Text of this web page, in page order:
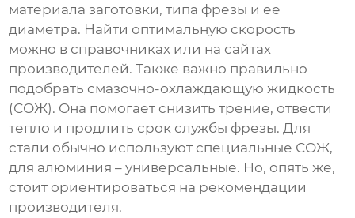
материала заготовки, типа фрезы и ее
диаметра. Найти оптимальную скорость
можно в справочниках или на сайтах
производителей. Также важно правильно
подобрать смазочно-охлаждающую жидкость
(СОЖ). Она помогает снизить трение, отвести
тепло и продлить срок службы фрезы. Для
стали обычно используют специальные СОЖ,
для алюминия – универсальные. Но, опять же,
стоит ориентироваться на рекомендации
производителя.